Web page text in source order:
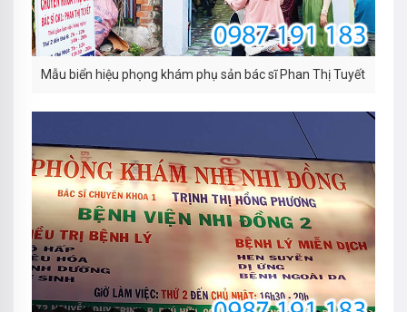
Mẫu biển hiệu phọng khám phụ sản bác sĩ Phan Thị Tuyết